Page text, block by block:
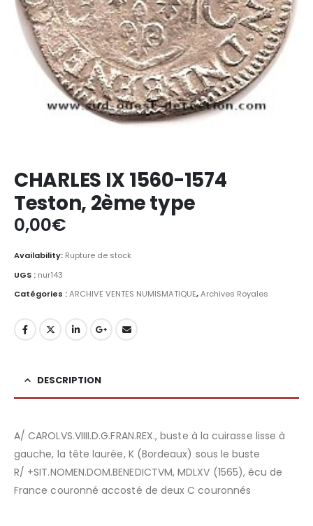
CHARLES IX 1560-1574
Teston, 2ème type
0,00€
Availability: Rupture de stock
UGS : nur143
Catégories :ARCHIVE VENTES NUMISMATIQUE,Archives Royales
DESCRIPTION
A/ CAROLVS.VIIII.D.G.FRAN.REX., buste à la cuirasse lisse à
gauche, la tête laurée, K (Bordeaux) sous le buste
R/ +SIT.NOMEN.DOM.BENEDICTVM, MDLXV (1565), écu de
France couronné accosté de deux C couronnés